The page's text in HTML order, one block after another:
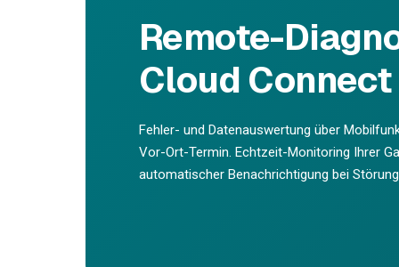
Remote-
Cloud
Fehler- und Datenauswertung über
Vor-Ort-Termin. Echtzeit-Monitoring Ihrer
automatischer Benachrichtigung bei